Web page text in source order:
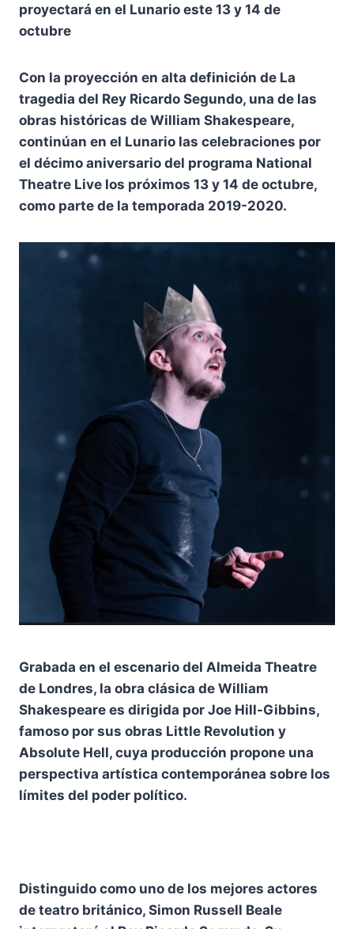
proyectará en el Lunario este 13 y 14 de
octubre
Con la proyección en alta definición de La
tragedia del Rey Ricardo Segundo, una de las
obras históricas de William Shakespeare,
continúan en el Lunario las celebraciones por
el décimo aniversario del programa National
Theatre Live los próximos 13 y 14 de octubre,
como parte de la temporada 2019-2020.
Grabada en el escenario del Almeida Theatre
de Londres, la obra clásica de William
Shakespeare es dirigida por Joe Hill-Gibbins,
famoso por sus obras Little Revolution y
Absolute Hell, cuya producción propone una
perspectiva artística contemporánea sobre los
límites del poder político.
Distinguido como uno de los mejores actores
de teatro británico, Simon Russell Beale